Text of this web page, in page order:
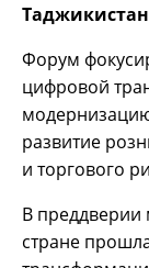
Форум
цифровой
развитие
и торгового
В преддверии
стране